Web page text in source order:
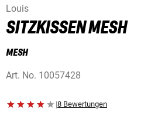
Louis
SITZKISSEN MESH
MESH
Art. No. 10057428
|8 Bewertungen